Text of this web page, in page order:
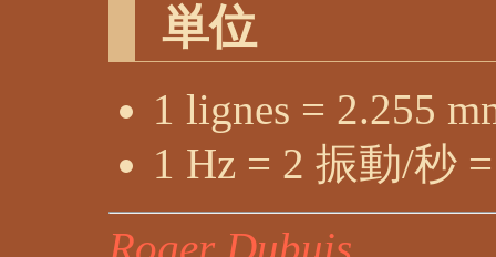
単位
1 lignes = 2.255
1 Hz = 2 振動/秒
Roger Dubuis